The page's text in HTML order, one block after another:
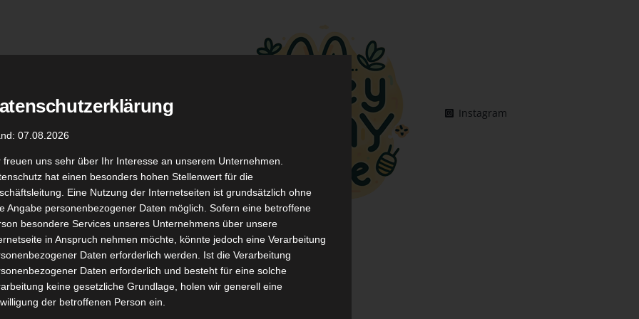
Düfte Coupon Codes Instagram
TikTok YouTube Kontakt
07.08.2026
freuen uns sehr über Ihr Interesse an unserem Unternehmen.
hat einen besonders hohen Stellenwert für die
Eine Nutzung der Internetseiten ist grundsätzlich ohne
Angabe personenbezogener Daten möglich. Sofern eine betroffene
besondere Services unseres Unternehmens über unsere
in Anspruch nehmen möchte, könnte jedoch eine Verarbeitung
Daten erforderlich werden. Ist die Verarbeitung
Daten erforderlich und besteht für eine solche
keine gesetzliche Grundlage, holen wir generell eine
der betroffenen Person ein.